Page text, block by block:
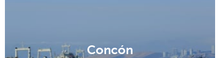
Concón